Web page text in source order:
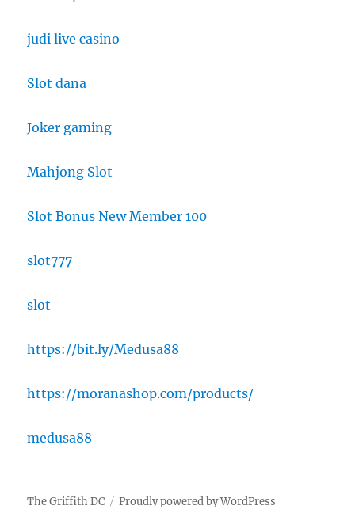
judi live casino
Slot dana
Joker gaming
Mahjong Slot
Slot Bonus New Member 100
slot777
slot
https://bit.ly/Medusa88
https://moranashop.com/products/
medusa88
The Griffith DC Proudly powered by WordPress